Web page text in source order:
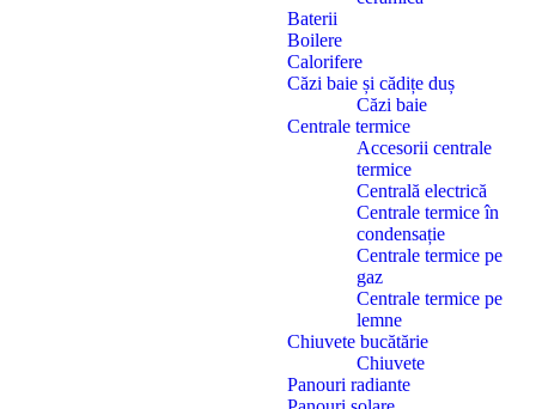
Baterii
Boilere
Calorifere
Căzi baie și cădițe duș
Căzi baie
Centrale termice
Accesorii centrale
termice
Centrală electrică
Centrale termice în
condensație
Centrale termice pe
gaz
Centrale termice pe
lemne
Chiuvete bucătărie
Chiuvete
Panouri radiante